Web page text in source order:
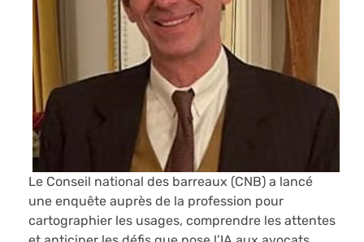
Le Conseil national des barreaux (CNB) a lancé
une enquête auprès de la profession pour
cartographier les usages, comprendre les attentes